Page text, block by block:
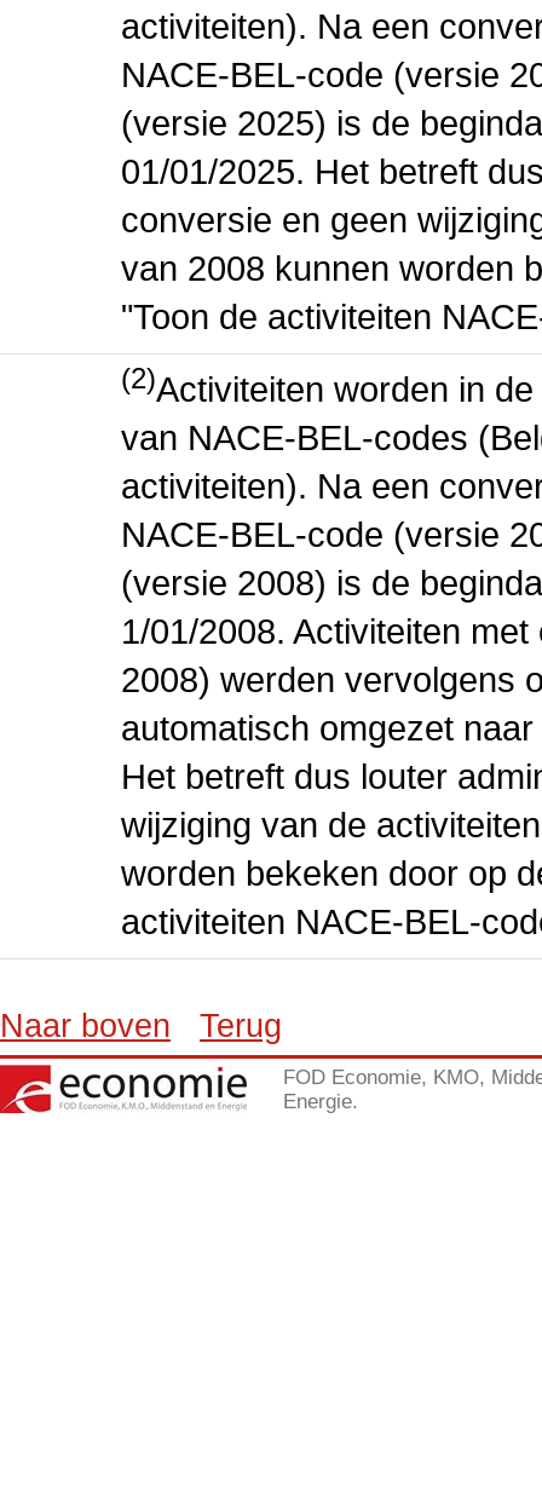
activiteiten). Na een
NACE-BEL-code (versie
(versie 2025) is de
01/01/2025. Het betreft
conversie en geen
van 2008 kunnen worden
"Toon de activiteiten
(2)Activiteiten worden in
van NACE-BEL-codes
activiteiten). Na een
NACE-BEL-code (versie
(versie 2008) is de
1/01/2008. Activiteiten
2008) werden vervolgens
automatisch omgezet
Het betreft dus louter
wijziging van de
worden bekeken door op
activiteiten NACE-BEL-
Naar boven Terug
FOD Economie, KMO,
Energie.